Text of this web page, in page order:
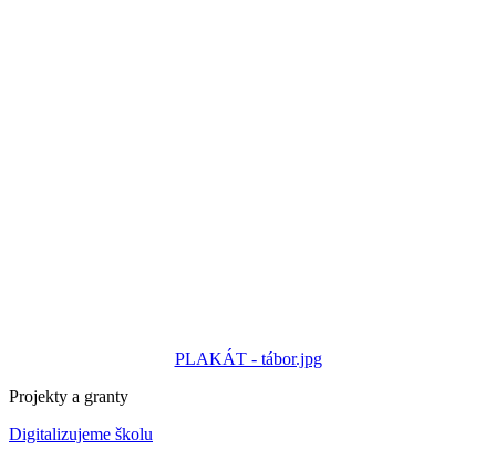
PLAKÁT - tábor.jpg
Projekty a granty
Digitalizujeme školu